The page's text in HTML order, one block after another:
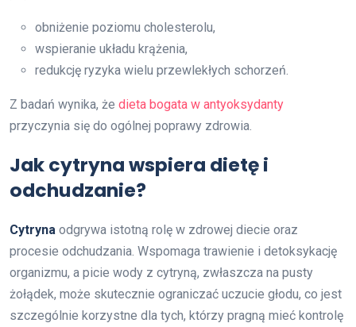
obniżenie poziomu cholesterolu,
wspieranie układu krążenia,
redukcję ryzyka wielu przewlekłych schorzeń.
Z badań wynika, że dieta bogata w antyoksydanty
przyczynia się do ogólnej poprawy zdrowia.
Jak cytryna wspiera dietę i
odchudzanie?
Cytryna odgrywa istotną rolę w zdrowej diecie oraz
procesie odchudzania. Wspomaga trawienie i detoksykację
organizmu, a picie wody z cytryną, zwłaszcza na pusty
żołądek, może skutecznie ograniczać uczucie głodu, co jest
szczególnie korzystne dla tych, którzy pragną mieć kontrolę